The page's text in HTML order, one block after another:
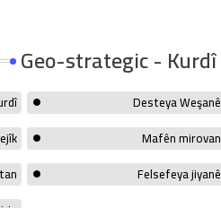
Geo-strategic - Kurdî
Desteya Weşanê
Mafên mirovan
Felsefeya jiyanê